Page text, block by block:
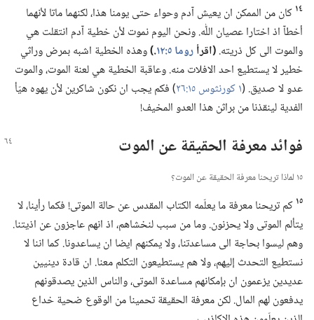
١٤ كان من الممكن ان يعيش آدم وحواء حتى يومنا هذا،‏ لكنهما ماتا لأنهما
أخطآ اذ اختارا عصيان اللّٰه.‏ ونحن اليوم نموت لأن خطية آدم انتقلت هي
والموت الى كل ذريته.‏‏(‏اقرأروما ٥:‏١٢ ‏.‏)‏وهذه الخطية اشبه بمرض وراثي
خطير لا يستطيع احد الافلات منه.‏ وعاقبة الخطية هي لعنة الموت،‏ والموت
عدو لا صديق.‏ (‏١ كورنثوس ١٥:‏٢٦
‏)‏ فكم يجب ان نكون شاكرين لأن يهوه هيّأ
الفدية لينقذنا من براثن هذا العدو المخيف!‏
فوائد معرفة الحقيقة عن الموت
١٥ لماذا تريحنا معرفة الحقيقة عن الموت؟‏
١٥ كم تريحنا معرفة ما يعلّمه الكتاب المقدس عن حالة الموتى!‏ فكما رأينا،‏ لا
يتألم الموتى ولا يحزنون.‏ وما من سبب لنخشاهم،‏ اذ انهم عاجزون عن اذيتنا.‏
وهم ليسوا بحاجة الى مساعدتنا،‏ ولا يمكنهم ايضا ان يساعدونا.‏ كما اننا لا
نستطيع التحدث إليهم،‏ ولا هم يستطيعون التكلم معنا.‏ ان قادة دينيين
عديدين يزعمون ان بإمكانهم مساعدة الموتى،‏ والناس الذين يصدقونهم
يدفعون لهم المال.‏ لكن معرفة الحقيقة تحمينا من الوقوع ضحية خداع